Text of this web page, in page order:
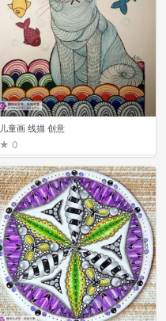
儿童画 线描 创意
0